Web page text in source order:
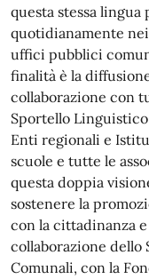
questa stessa lingua
quotidianamente
uffici pubblici
finalità è la
collaborazione con
Sportello
Enti regionali e
scuole e tutte le
questa doppia
sostenere la
con la cittadinanza
collaborazione dello
Comunali, con la